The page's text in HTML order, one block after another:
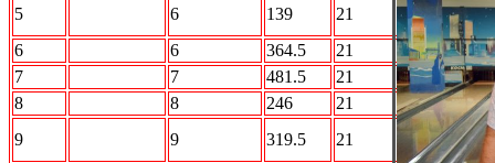
5
6 139
21
6
6 364.5
21
7
7 481.5
21
8
8 246
21
9
9 319.5
21